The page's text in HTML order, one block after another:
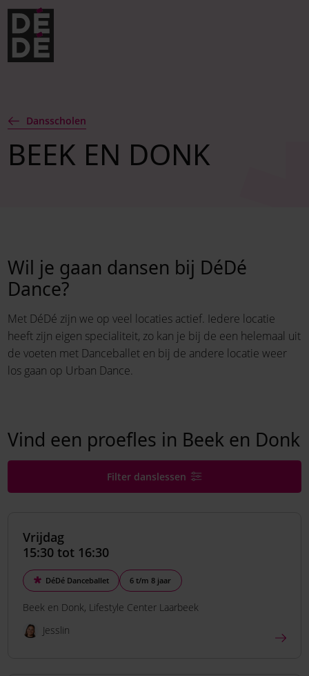
Verder naar navigatie
Ga naar hoofdinhoud
Footer
Dansscholen
BEEK EN DONK
Wil je gaan dansen bij DéDé
Dance?
Met DéDé zijn we op veel locaties actief. Iedere locatie
heeft zijn eigen specialiteit, zo kan je bij de een helemaal uit
de voeten met Danceballet en bij de andere locatie weer
los gaan op Urban Dance.
Vind een proefles in Beek en Donk
Filter danslessen
Vrijdag
15:30 tot 16:30
DéDé Danceballet 6 t/m 8 jaar
Beek en Donk Lifestyle Center Laarbeek
Jesslin